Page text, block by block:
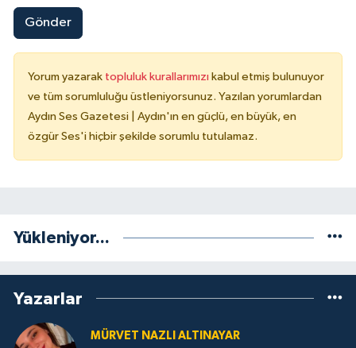
Gönder
Yorum yazarak topluluk kurallarımızı kabul etmiş bulunuyor
ve tüm sorumluluğu üstleniyorsunuz. Yazılan yorumlardan
Aydın Ses Gazetesi | Aydın'ın en güçlü, en büyük, en
özgür Ses'i hiçbir şekilde sorumlu tutulamaz.
Yükleniyor...
Yazarlar
MÜRVET NAZLI ALTINAYAR